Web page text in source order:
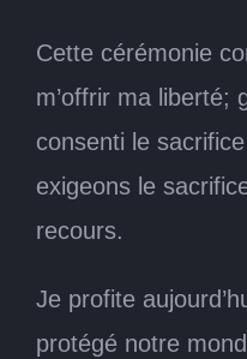
Cette cérémonie
m’offrir ma liberté;
consenti le
exigeons le
recours.
Je profite
protégé notre